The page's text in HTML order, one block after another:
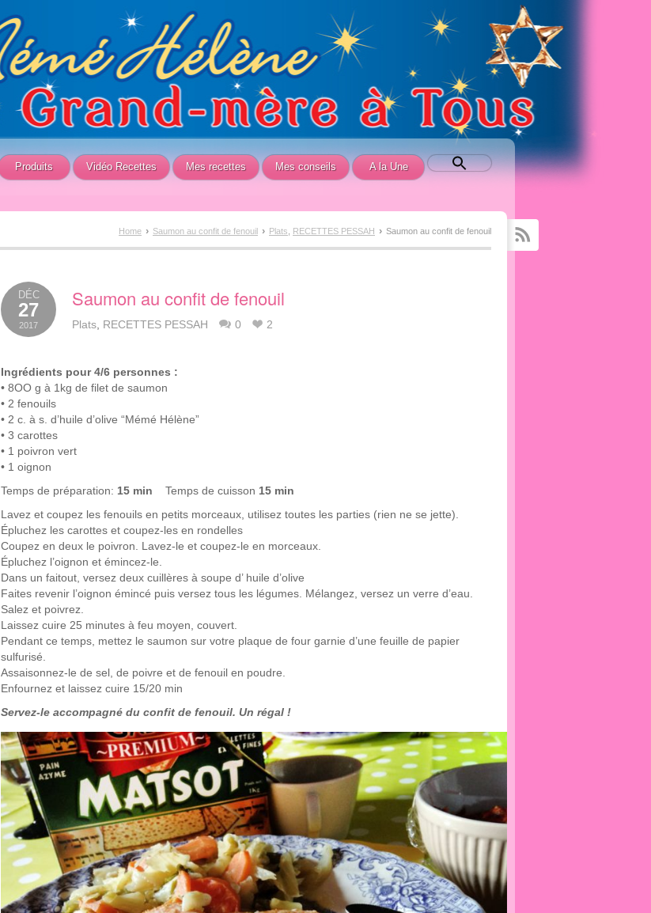
Produits Vidéo Recettes Mes recettes Mes conseils A la Une
Home › Saumon au confit de fenouil › Plats RECETTES PESSAH › Saumon au confit de fenouil
DÉC
27
2017
Saumon au confit de fenouil
Plats RECETTES PESSAH 0 2
Ingrédients pour 4/6 personnes :
• 8OO g à 1kg de filet de saumon
• 2 fenouils
• 2 c. à s. d’huile d’olive “Mémé Hélène”
• 3 carottes
• 1 poivron vert
• 1 oignon
Temps de préparation: 15 min Temps de cuisson 15 min
Lavez et coupez les fenouils en petits morceaux, utilisez toutes les parties (rien ne se jette).
Épluchez les carottes et coupez-les en rondelles
Coupez en deux le poivron. Lavez-le et coupez-le en morceaux.
Épluchez l’oignon et émincez-le.
Dans un faitout, versez deux cuillères à soupe d’ huile d’olive
Faites revenir l’oignon émincé puis versez tous les légumes. Mélangez, versez un verre d’eau.
Salez et poivrez.
Laissez cuire 25 minutes à feu moyen, couvert.
Pendant ce temps, mettez le saumon sur votre plaque de four garnie d’une feuille de papier
sulfurisé.
Assaisonnez-le de sel, de poivre et de fenouil en poudre.
Enfournez et laissez cuire 15/20 min
Servez-le accompagné du confit de fenouil. Un régal !